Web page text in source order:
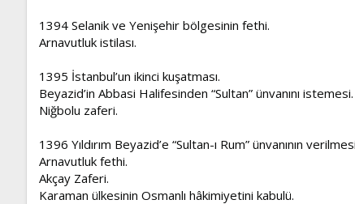
1394 Selanik ve Yenişehir bölgesinin fethi.
Arnavutluk istilası.
1395 İstanbul’un ikinci kuşatması.
Beyazid’in Abbasi Halifesinden “Sultan” ünvanını istemesi.
Niğbolu zaferi.
1396 Yıldırım Beyazid’e “Sultan-ı Rum” ünvanının
Arnavutluk fethi.
Akçay Zaferi.
Karaman ülkesinin Osmanlı hâkimiyetini kabulü.